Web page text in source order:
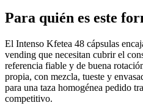
Para quién es este
El Intenso Kfetea 48 cápsulas
vending que necesitan cubrir el
referencia fiable y de buena
propia, con mezcla, tueste y
para una taza homogénea pedido
competitivo.